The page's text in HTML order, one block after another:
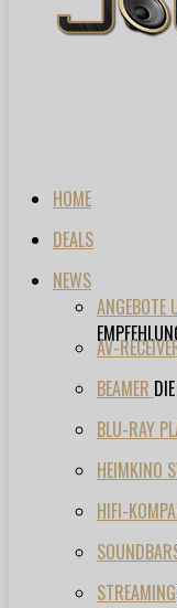
HOME
DEALS
NEWS
ANGEBOTE
AV-
BEAMER
BLU-RAY
HEIMKINO
HIFI-
STREAMING